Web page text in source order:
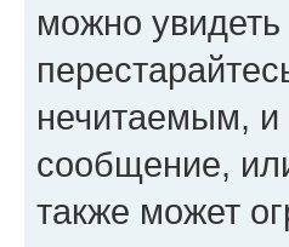
можно
нечитаемым, и
сообщение,
также может